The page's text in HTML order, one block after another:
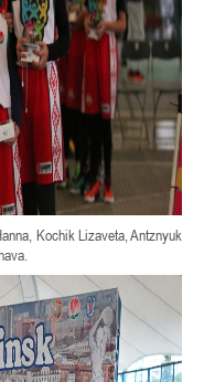
Kochik Lizaveta, Antznyuk